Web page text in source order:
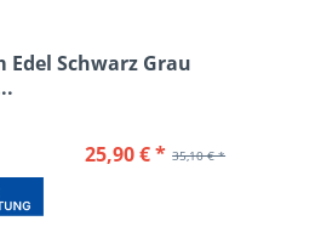
Edel Schwarz Grau
35,10 € *
25,90 € *